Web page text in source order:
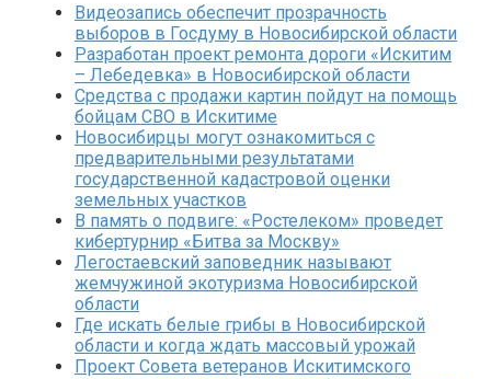
Видеозапись обеспечит прозрачность
выборов в Госдуму в Новосибирской области
Разработан проект ремонта дороги «Искитим
– Лебедевка» в Новосибирской области
Средства с продажи картин пойдут на помощь
бойцам СВО в Искитиме
Новосибирцы могут ознакомиться с
предварительными результатами
государственной кадастровой оценки
земельных участков
В память о подвиге: «Ростелеком» проведет
кибертурнир «Битва за Москву»
Легостаевский заповедник называют
жемчужиной экотуризма Новосибирской
области
Где искать белые грибы в Новосибирской
области и когда ждать массовый урожай
Проект Совета ветеранов Искитимского